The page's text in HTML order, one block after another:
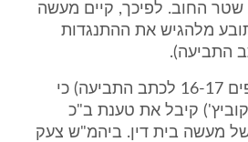
שטר החוב. לפיכך, קיים מעשה
מלהגיש את ההתנגדות
ב. התובע טוען (בסעיפים 16-17 לכתב התביעה) כי
קיבל את טענת ב"כ
מעשה בית דין. ביהמ"ש צעק